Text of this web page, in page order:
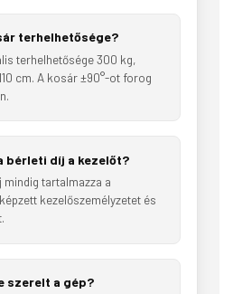
terhelhetősége?
terhelhetősége 300 kg,
cm. A kosár ±90°-ot forog
bérleti díj a kezelőt?
mindig tartalmazza a
kezelőszemélyzetet és
szerelt a gép?